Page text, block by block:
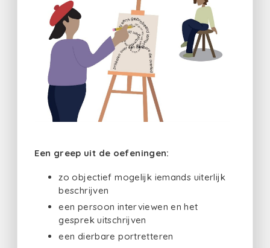
Een greep uit de oefeningen:
zo objectief mogelijk iemands uiterlijk
beschrijven
een persoon interviewen en het
gesprek uitschrijven
een dierbare portretteren